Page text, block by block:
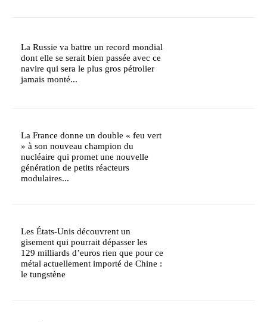
La Russie va battre un record mondial
dont elle se serait bien passée avec ce
navire qui sera le plus gros pétrolier
jamais monté...
La France donne un double « feu vert
» à son nouveau champion du
nucléaire qui promet une nouvelle
génération de petits réacteurs
modulaires...
Les États-Unis découvrent un
gisement qui pourrait dépasser les
129 milliards d’euros rien que pour ce
métal actuellement importé de Chine :
le tungstène